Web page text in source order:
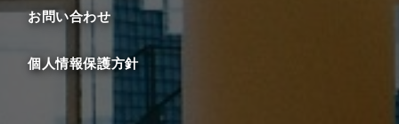
お問い合わせ
個人情報保護方針